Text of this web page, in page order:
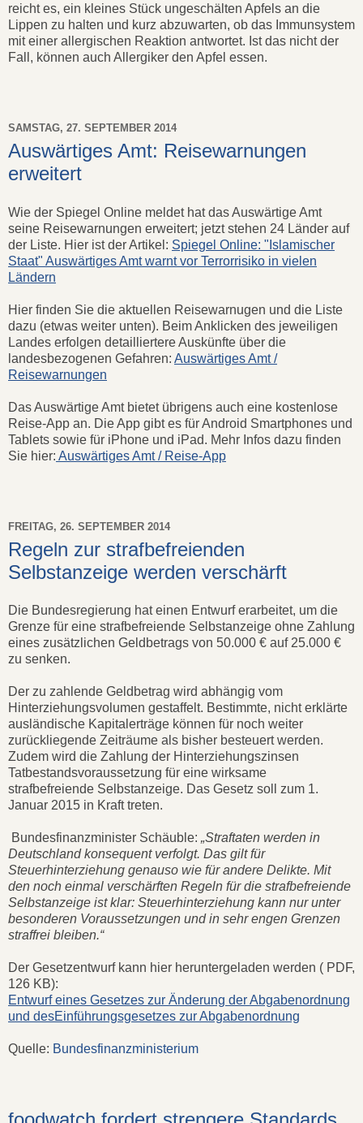
reicht es, ein kleines Stück ungeschälten Apfels an die
Lippen zu halten und kurz abzuwarten, ob das Immunsystem
mit einer allergischen Reaktion antwortet. Ist das nicht der
Fall, können auch Allergiker den Apfel essen.
SAMSTAG, 27. SEPTEMBER 2014
Auswärtiges Amt: Reisewarnungen
erweitert
Wie der Spiegel Online meldet hat das Auswärtige Amt
seine Reisewarnungen erweitert; jetzt stehen 24 Länder auf
der Liste. Hier ist der Artikel: Spiegel Online: "Islamischer
Staat" Auswärtiges Amt warnt vor Terrorrisiko in vielen
Ländern
Hier finden Sie die aktuellen Reisewarnugen und die Liste
dazu (etwas weiter unten). Beim Anklicken des jeweiligen
Landes erfolgen detailliertere Auskünfte über die
landesbezogenen Gefahren: Auswärtiges Amt /
Reisewarnungen
Das Auswärtige Amt bietet übrigens auch eine kostenlose
Reise-App an. Die App gibt es für Android Smartphones und
Tablets sowie für iPhone und iPad. Mehr Infos dazu finden
Sie hier: Auswärtiges Amt / Reise-App
FREITAG, 26. SEPTEMBER 2014
Regeln zur strafbefreienden
Selbstanzeige werden verschärft
Die Bundesregierung hat einen Entwurf erarbeitet, um die
Grenze für eine strafbefreiende Selbstanzeige ohne Zahlung
eines zusätzlichen Geldbetrags von 50.000 € auf 25.000 €
zu senken.
Der zu zahlende Geldbetrag wird abhängig vom
Hinterziehungsvolumen gestaffelt. Bestimmte, nicht erklärte
ausländische Kapitalerträge können für noch weiter
zurückliegende Zeiträume als bisher besteuert werden.
Zudem wird die Zahlung der Hinterziehungszinsen
Tatbestandsvoraussetzung für eine wirksame
strafbefreiende Selbstanzeige. Das Gesetz soll zum 1.
Januar 2015 in Kraft treten.
Bundesfinanzminister Schäuble: „Straftaten werden in
Deutschland konsequent verfolgt. Das gilt für
Steuerhinterziehung genauso wie für andere Delikte. Mit
den noch einmal verschärften Regeln für die strafbefreiende
Selbstanzeige ist klar: Steuerhinterziehung kann nur unter
besonderen Voraussetzungen und in sehr engen Grenzen
straffrei bleiben.“
Der Gesetzentwurf kann hier heruntergeladen werden ( PDF,
126 KB):
Entwurf eines Gesetzes zur Änderung der Abgabenordnung
und desEinführungsgesetzes zur Abgabenordnung
Quelle: Bundesfinanzministerium